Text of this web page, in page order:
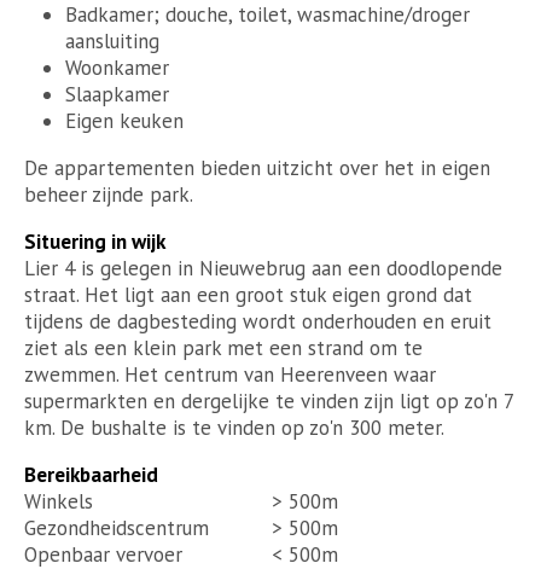
Badkamer; douche, toilet, wasmachine/droger
aansluiting
Woonkamer
Slaapkamer
Eigen keuken
De appartementen bieden uitzicht over het in eigen
beheer zijnde park.
Situering in wijk
Lier 4 is gelegen in Nieuwebrug aan een doodlopende
straat. Het ligt aan een groot stuk eigen grond dat
tijdens de dagbesteding wordt onderhouden en eruit
ziet als een klein park met een strand om te
zwemmen. Het centrum van Heerenveen waar
supermarkten en dergelijke te vinden zijn ligt op zo'n 7
km. De bushalte is te vinden op zo'n 300 meter.
Bereikbaarheid
Winkels
> 500m
Gezondheidscentrum
> 500m
Openbaar vervoer
< 500m